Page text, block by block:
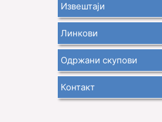
Извештаји
Линкови
Одржани скупови
Контакт